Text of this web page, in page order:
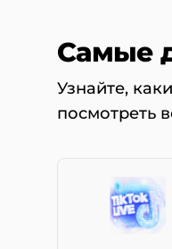
Самые
Узнайте,
посмотреть